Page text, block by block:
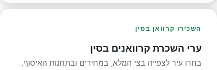
השכירו קרוואן בסין
ערי השכרת קרוואנים בסין
בחרו עיר לצפייה בצי המלא, במחירים ובתחנות האיסוף.